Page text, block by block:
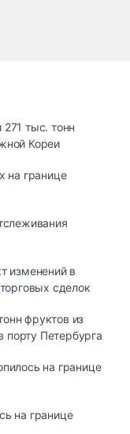
тыс. тонн
Кореи
на границе
изменений в
сделок
фруктов из
Петербурга
на границе
на границе